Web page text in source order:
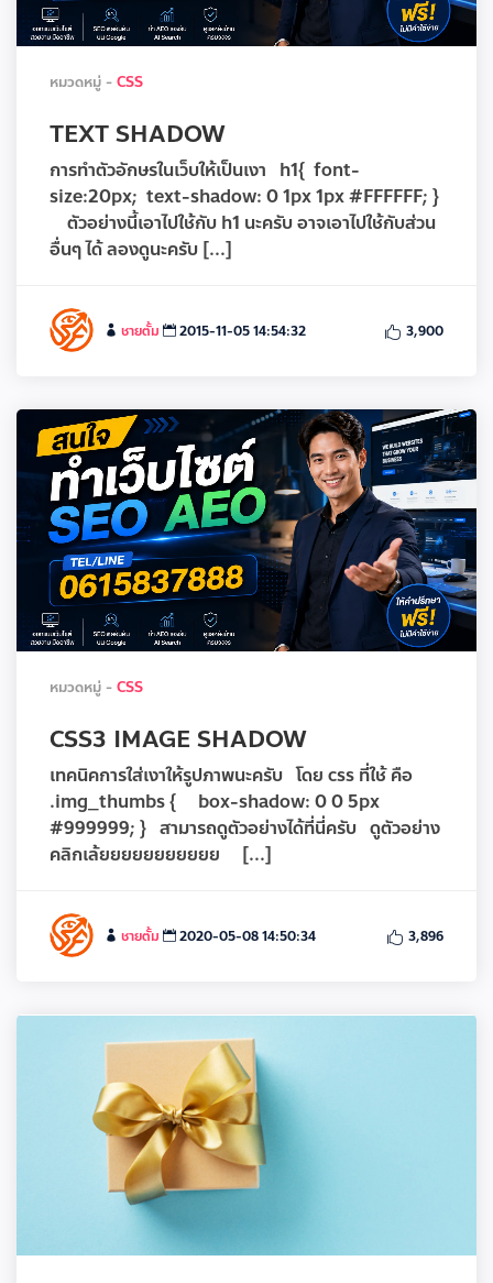
หมวดหมู่ - CSS
TEXT SHADOW
การทำตัวอักษรในเว็บให้เป็นเงา h1{ font-
size:20px; text-shadow: 0 1px 1px #FFFFFF; }
ตัวอย่างนี้เอาไปใช้กับ h1 นะครับ อาจเอาไปใช้กับส่วน
อื่นๆ ได้ ลองดูนะครับ [...]
ชายตั้ม 2015-11-05 14:54:32 3,900
หมวดหมู่ - CSS
CSS3 IMAGE SHADOW
เทคนิคการใส่เงาให้รูปภาพนะครับ โดย css ที่ใช้ คือ
.img_thumbs { box-shadow: 0 0 5px
#999999; } สามารถดูตัวอย่างได้ที่นี่ครับ ดูตัวอย่าง
คลิกเล้ยยยยยยยยยยย [...]
ชายตั้ม 2020-05-08 14:50:34 3,896